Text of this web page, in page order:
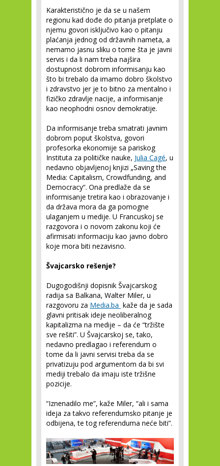
Karakteristično je da se u našem
regionu kad dođe do pitanja pretplate o
njemu govori isključivo kao o pitanju
plaćanja jednog od državnih nameta, a
nemamo jasnu sliku o tome šta je javni
servis i da li nam treba najšira
dostupnost dobrom informisanju kao
što bi trebalo da imamo dobro školstvo
i zdravstvo jer je to bitno za mentalno i
fizičko zdravlje nacije, a informisanje
kao neophodni osnov demokratije.
Da informisanje treba smatrati javnim
dobrom poput školstva, govori
profesorka ekonomije sa pariskog
Instituta za političke nauke, Julia Cagé, u
nedavno objavljenoj knjizi „Saving the
Media: Capitalism, Crowdfunding, and
Democracy“. Ona predlaže da se
informisanje tretira kao i obrazovanje i
da država mora da ga pomogne
ulaganjem u medije. U Francuskoj se
razgovora i o novom zakonu koji će
afirmisati informaciju kao javno dobro
koje mora biti nezavisno.
Švajcarsko rešenje?
Dugogodišnji dopisnik Švajcarskog
radija sa Balkana, Walter Miler, u
razgovoru za Media.ba kaže da je sada
glavni pritisak ideje neoliberalnog
kapitalizma na medije – da će “tržište
sve rešiti”. U Švajcarskoj se, tako,
nedavno predlagao i referendum o
tome da li javni servisi treba da se
privatizuju pod argumentom da bi svi
mediji trebalo da imaju iste tržišne
pozicije.
“Iznenadilo me”, kaže Miler, “ali i sama
ideja za takvo referendumsko pitanje je
odbijena, te tog referenduma neće biti”.